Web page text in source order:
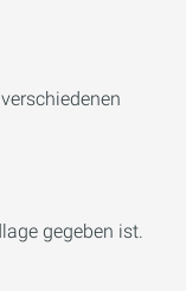
gegeben ist.